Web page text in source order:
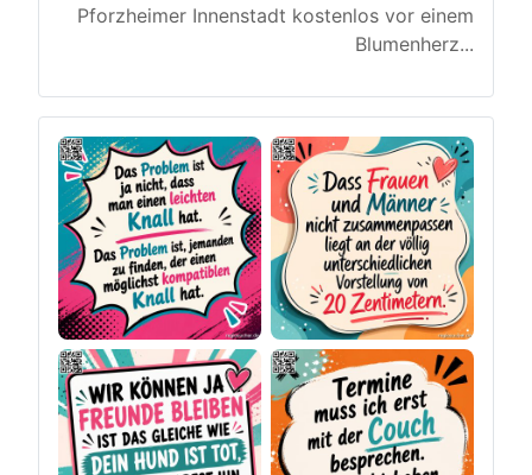
Pforzheimer Innenstadt kostenlos vor einem
Blumenherz...